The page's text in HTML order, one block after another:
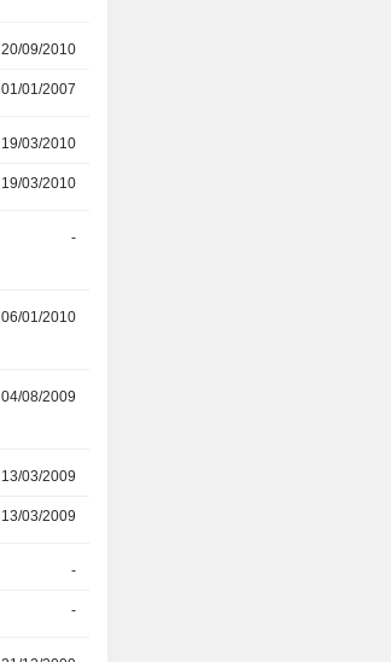
20/09/2010
01/01/2007
19/03/2010
19/03/2010
-
06/01/2010
04/08/2009
13/03/2009
13/03/2009
-
-